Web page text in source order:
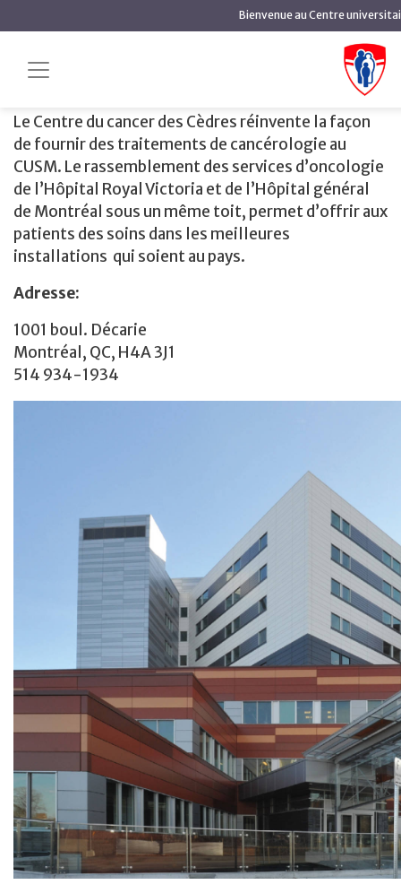
principal
Bienvenue au Centre
Le Centre du cancer des Cèdres réinvente la façon
de fournir des traitements de cancérologie au
CUSM. Le rassemblement des services d’oncologie
de l’Hôpital Royal Victoria et de l’Hôpital général
de Montréal sous un même toit, permet d’offrir aux
patients des soins dans les meilleures
installations qui soient au pays.
Adresse:
1001 boul. Décarie
Montréal, QC, H4A 3J1
514 934-1934